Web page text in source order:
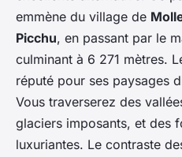
emmène du village de
Picchu, en passant par le
culminant à 6 271 mètres.
réputé pour ses paysages
Vous traverserez des
glaciers imposants, et des
luxuriantes. Le contraste